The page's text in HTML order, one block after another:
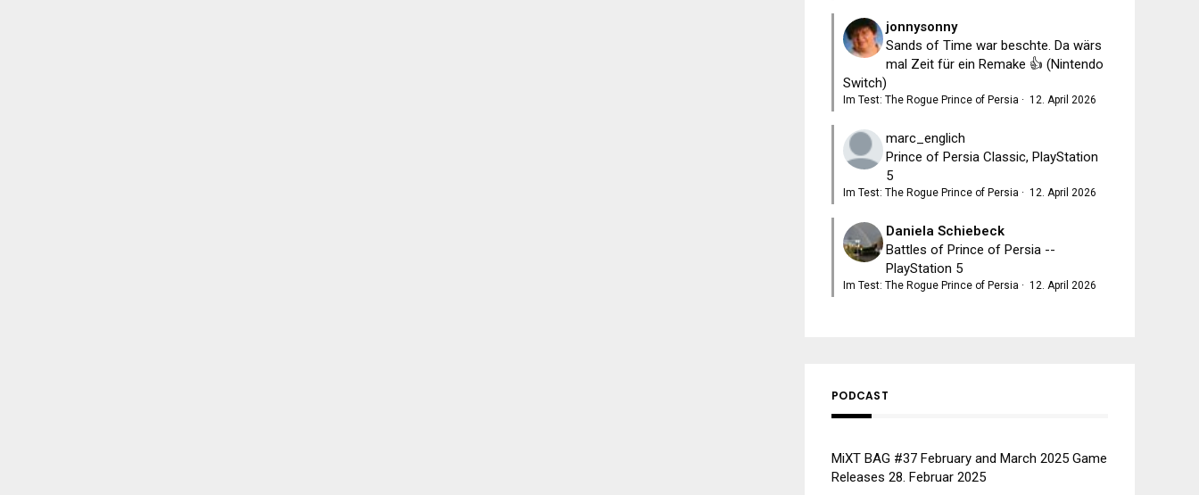
jonnysonny
Sands of Time war beschte. Da wärs
mal Zeit für ein Remake 👍 (Nintendo
Switch)
Im Test: The Rogue Prince of Persia · 12. April 2026
marc_englich
Prince of Persia Classic, PlayStation
5
Im Test: The Rogue Prince of Persia · 12. April 2026
Daniela Schiebeck
Battles of Prince of Persia --
PlayStation 5
Im Test: The Rogue Prince of Persia · 12. April 2026
PODCAST
MiXT BAG #37 February and March 2025 Game
Releases 28. Februar 2025